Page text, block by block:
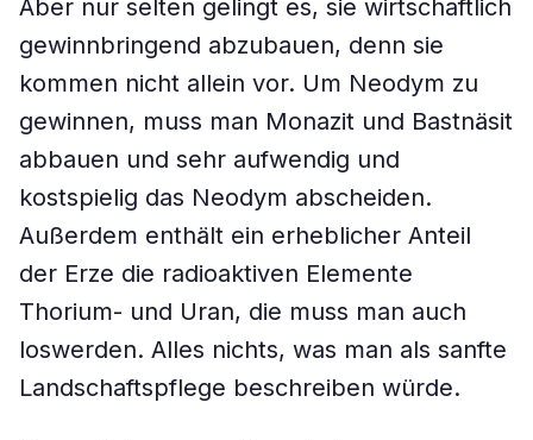
Aber nur selten gelingt es, sie wirtschaftlich
gewinnbringend abzubauen, denn sie
kommen nicht allein vor. Um Neodym zu
gewinnen, muss man Monazit und Bastnäsit
abbauen und sehr aufwendig und
kostspielig das Neodym abscheiden.
Außerdem enthält ein erheblicher Anteil
der Erze die radioaktiven Elemente
Thorium- und Uran, die muss man auch
loswerden. Alles nichts, was man als sanfte
Landschaftspflege beschreiben würde.